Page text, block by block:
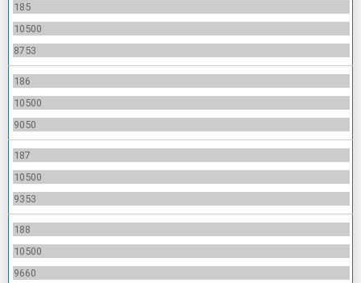
185
10500
8753
186
10500
9050
187
10500
9353
188
10500
9660